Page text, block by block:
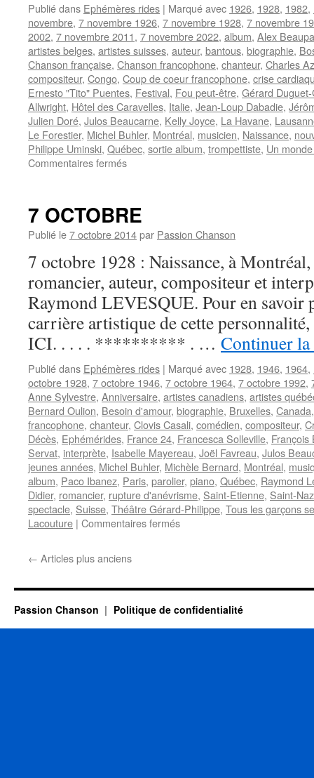
Publié dans Ephémères rides | Marqué avec 1926, 1928, 1982,
novembre, 7 novembre 1926, 7 novembre 1928, 7 novembre
2002, 7 novembre 2011, 7 novembre 2022, album, Alex
artistes belges, artistes suisses, auteur, bantous, biographie,
Chanson française, Chanson francophone, chanteur, Charles
compositeur, Congo, Coup de coeur francophone, crise
Ernesto "Tito" Puentes, Festival, Fou peut-être, Gérard
Allwright, Hôtel des Caravelles, Italie, Jean-Loup Dabadie,
Julien Doré, Julos Beaucarne, Kelly Joyce, La Havane,
Le Forestier, Michel Buhler, Montréal, musicien, Naissance,
Philippe Uminski, Québec, sortie album, trompettiste, Un
Commentaires ferméssur
7 OCTOBRE
Publié le7 octobre 2014par Passion Chanson
7 octobre 1928 : Naissance, à
romancier, auteur, compositeur et
Raymond LEVESQUE. Pour en savoir
carrière artistique de cette
ICI. . . . . ********** . … Continuer
Publié dans Ephémères rides | Marqué avec 1928, 1946, 1964,
octobre 1928, 7 octobre 1946, 7 octobre 1964, 7 octobre 1992,
Anne Sylvestre, Anniversaire, artistes canadiens, artistes
Bernard Oulion, Besoin d'amour, biographie, Bruxelles, Canada
francophone, chanteur, Clovis Casali, comédien, compositeur,
Décès, Ephémérides, France 24, Francesca Solleville, François
Servat, interprète, Isabelle Mayereau, Joël Favreau, Julos
jeunes années, Michel Buhler, Michèle Bernard, Montréal,
album, Paco Ibanez, Paris, parolier, piano, Québec, Raymond
Didier, romancier, rupture d'anévrisme, Saint-Etienne, Saint-
spectacle, Suisse, Théâtre Gérard-Philippe, Tous les garçons
Lacouture | Commentaires ferméssur
← Articles plus anciens
Passion Chanson Politique de confidentialité